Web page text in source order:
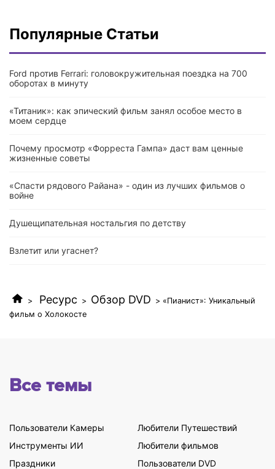
Популярные Статьи
Ford против Ferrari: головокружительная поездка на 700
оборотах в минуту
«Титаник»: как эпический фильм занял особое место в
моем сердце
Почему просмотр «Форреста Гампа» даст вам ценные
жизненные советы
«Спасти рядового Райана» - один из лучших фильмов о
войне
Душещипательная ностальгия по детству
Взлетит или угаснет?
> Ресурс > Обзор DVD > «Пианист»: Уникальный
фильм о Холокосте
Все темы
Пользователи Камеры
Любители Путешествий
Инструменты ИИ
Любители фильмов
Праздники
Пользователи DVD